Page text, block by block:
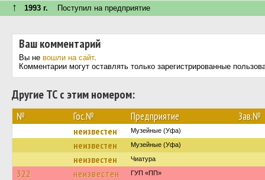
↑ 1993 г. Поступил на предприятие
Ваш комментарий
Вы не вошли на сайт.
Комментарии могут оставлять только зарегистрированные
Другие ТС с этим номером:
№ Гос.№ Предприятие Зав.№
неизвестен Музейные (Уфа)
неизвестен Музейные (Уфа)
неизвестен Чиатура
322 неизвестен ГУП «ПП»